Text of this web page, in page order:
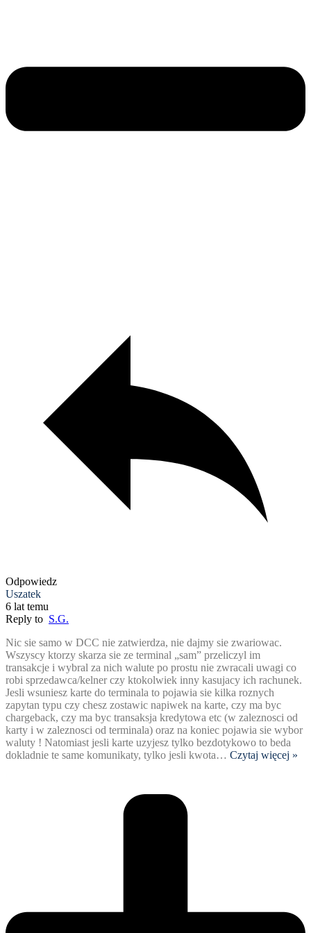
Odpowiedz
Uszatek
6 lat temu
Reply to S.G.
Nic sie samo w DCC nie zatwierdza, nie dajmy sie zwariowac.
Wszyscy ktorzy skarza sie ze terminal „sam” przeliczyl im
transakcje i wybral za nich walute po prostu nie zwracali uwagi co
robi sprzedawca/kelner czy ktokolwiek inny kasujacy ich rachunek.
Jesli wsuniesz karte do terminala to pojawia sie kilka roznych
zapytan typu czy chesz zostawic napiwek na karte, czy ma byc
chargeback, czy ma byc transaksja kredytowa etc (w zaleznosci od
karty i w zaleznosci od terminala) oraz na koniec pojawia sie wybor
waluty ! Natomiast jesli karte uzyjesz tylko bezdotykowo to beda
dokladnie te same komunikaty, tylko jesli kwota… Czytaj więcej »